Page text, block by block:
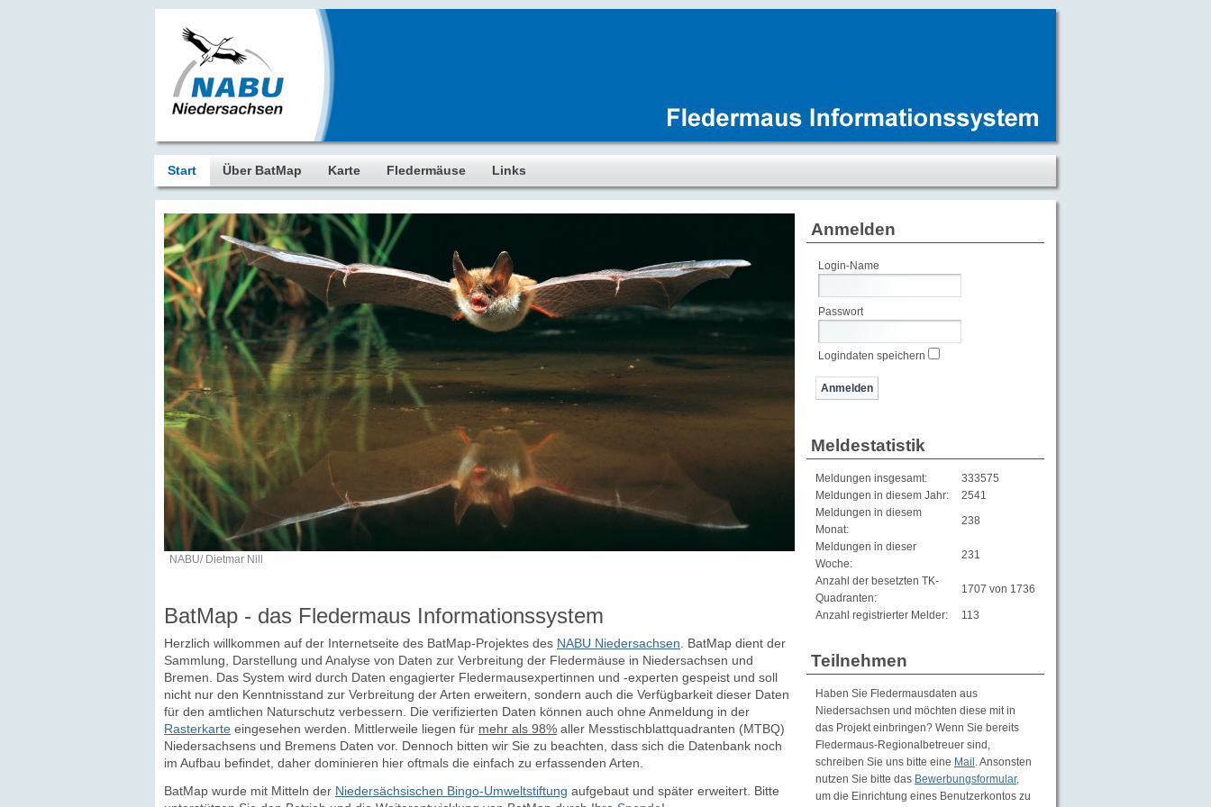
Start Über BatMap Karte Fledermäuse Links
NABU/ Dietmar Nill
BatMap - das Fledermaus Informationssystem
Herzlich willkommen auf der Internetseite des BatMap-Projektes des NABU Niedersachsen . BatMap dient der
Sammlung, Darstellung und Analyse von Daten zur Verbreitung der Fledermäuse in Niedersachsen und
Bremen. Das System wird durch Daten engagierter Fledermausexpertinnen und -experten gespeist und soll
nicht nur den Kenntnisstand zur Verbreitung der Arten erweitern, sondern auch die Verfügbarkeit dieser Daten
für den amtlichen Naturschutz verbessern. Die verifizierten Daten können auch ohne Anmeldung in der
Rasterkarte eingesehen werden. Mittlerweile liegen für mehr als 98% aller Messtischblattquadranten (MTBQ)
Niedersachsens und Bremens Daten vor. Dennoch bitten wir Sie zu beachten, dass sich die Datenbank noch
im Aufbau befindet, daher dominieren hier oftmals die einfach zu erfassenden Arten.
BatMap wurde mit Mitteln der Niedersächsischen Bingo-Umweltstiftung aufgebaut und später erweitert. Bitte
Anmelden
Login-Name
Passwort
Logindaten speichern
Meldestatistik
Meldungen insgesamt:
333575
Meldungen in diesem Jahr:
2541
Meldungen in diesem
Monat:
238
Meldungen in dieser
Woche:
231
Anzahl der besetzten TK-
Quadranten:
1707 von 1736
Anzahl registrierter Melder: 113
Teilnehmen
Haben Sie Fledermausdaten aus
Niedersachsen und möchten diese mit in
das Projekt einbringen? Wenn Sie bereits
Fledermaus-Regionalbetreuer sind,
schreiben Sie uns bitte eine Mail . Ansonsten
nutzen Sie bitte das Bewerbungsformular,
um die Einrichtung eines Benutzerkontos zu